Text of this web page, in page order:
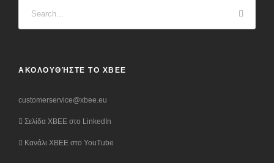
ΑΚΟΛΟΥΘΉΣΤΕ ΤΟ XBEE
customerservice@xbee.eu
Σελίδα XBEE στο LinkedIn
Κανάλι XBEE στο YouTube